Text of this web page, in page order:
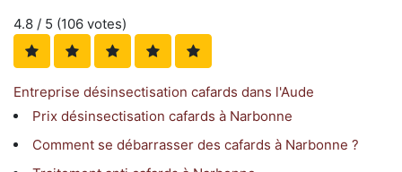
4.8 / 5 (106 votes)
Entreprise désinsectisation cafards dans l'Aude
Prix désinsectisation cafards à Narbonne
Comment se débarrasser des cafards à Narbonne ?